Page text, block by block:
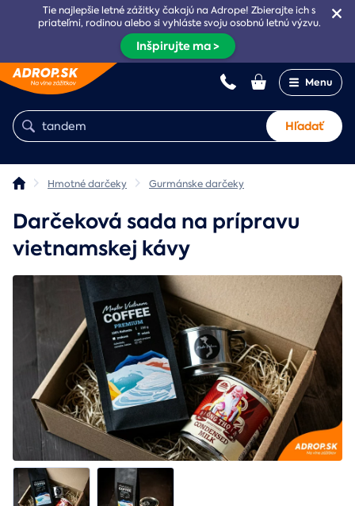
Tie najlepšie letné zážitky čakajú na Adrope! Zbierajte ich s
priateľmi, rodinou alebo si vyhláste svoju osobnú letnú výzvu.
Inšpirujte ma >
Menu
Hľadať
Hmotné darčeky Gurmánske darčeky
Darčeková sada na prípravu
vietnamskej kávy